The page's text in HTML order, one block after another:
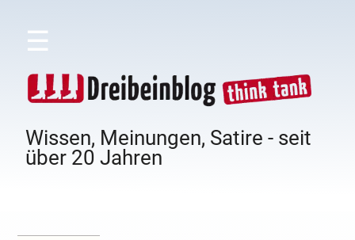
☰
Wissen, Meinungen, Satire - seit
über 20 Jahren